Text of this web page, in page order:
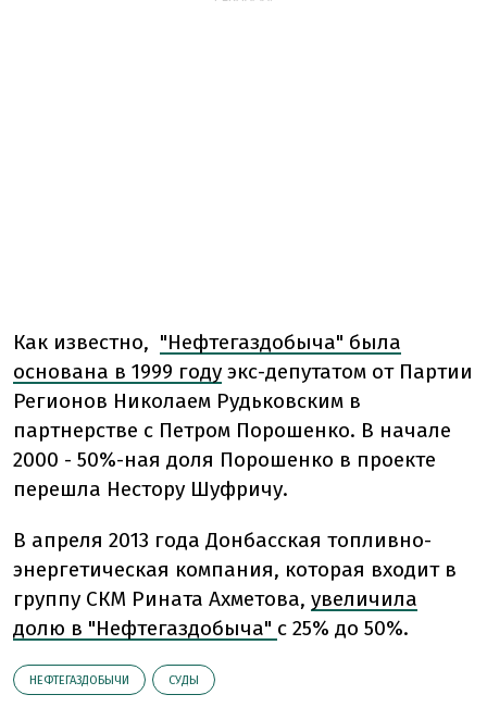
Как известно, "Нефтегаздобыча" была
основана в 1999 году экс-депутатом от Партии
Регионов Николаем Рудьковским в
партнерстве с Петром Порошенко. В начале
2000 - 50%-ная доля Порошенко в проекте
перешла Нестору Шуфричу.
В апреля 2013 года Донбасская топливно-
энергетическая компания, которая входит в
группу СКМ Рината Ахметова, увеличила
долю в "Нефтегаздобыча" с 25% до 50%.
НЕФТЕГАЗДОБЫЧИ СУДЫ